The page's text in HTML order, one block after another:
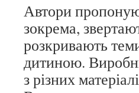
Автори
зокрема,
розкривають
дитиною.
з різних